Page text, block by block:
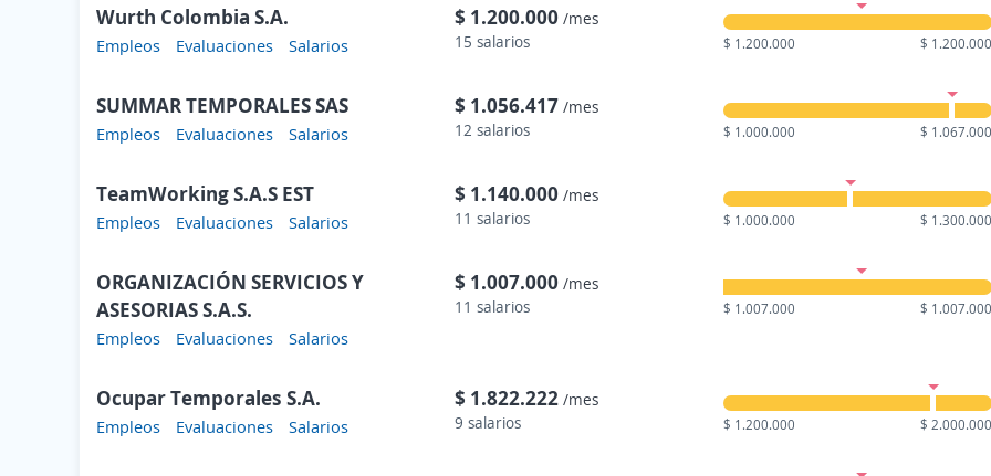
Wurth Colombia S.A.
Empleos Evaluaciones Salarios
$ 1.200.000 /mes
15 salarios
$ 1.200.000 $ 1.200.000
SUMMAR TEMPORALES SAS
Empleos Evaluaciones Salarios
$ 1.056.417 /mes
12 salarios
$ 1.000.000 $ 1.067.000
TeamWorking S.A.S EST
Empleos Evaluaciones Salarios
$ 1.140.000 /mes
11 salarios
$ 1.000.000 $ 1.300.000
ORGANIZACIÓN SERVICIOS Y
ASESORIAS S.A.S.
Empleos Evaluaciones Salarios
$ 1.007.000 /mes
11 salarios
$ 1.007.000 $ 1.007.000
Ocupar Temporales S.A.
Empleos Evaluaciones Salarios
$ 1.822.222 /mes
9 salarios
$ 1.200.000 $ 2.000.000